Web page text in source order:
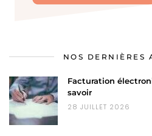
NOS DERNIÈRES
Facturation
savoir
28 JUILLET 2026